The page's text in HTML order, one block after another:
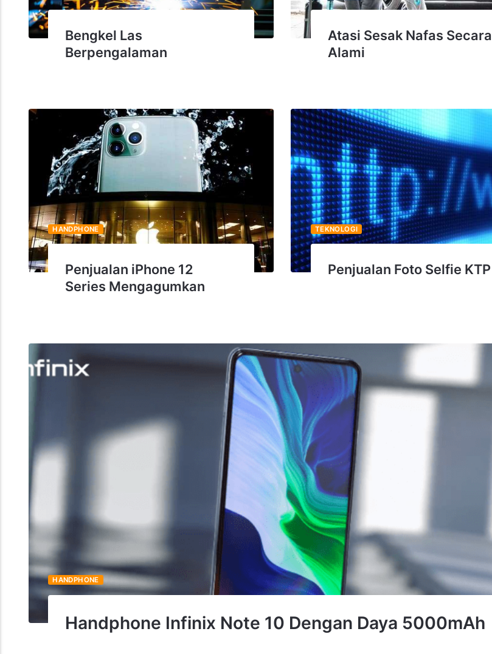
Bengkel Las
Berpengalaman
Atasi Sesak Nafas Secara
Alami
Penjualan iPhone 12
Series Mengagumkan
HANDPHONE
Penjualan Foto Selfie KTP
TEKNOLOGI
Handphone Infinix Note 10 Dengan Daya 5000mAh
HANDPHONE